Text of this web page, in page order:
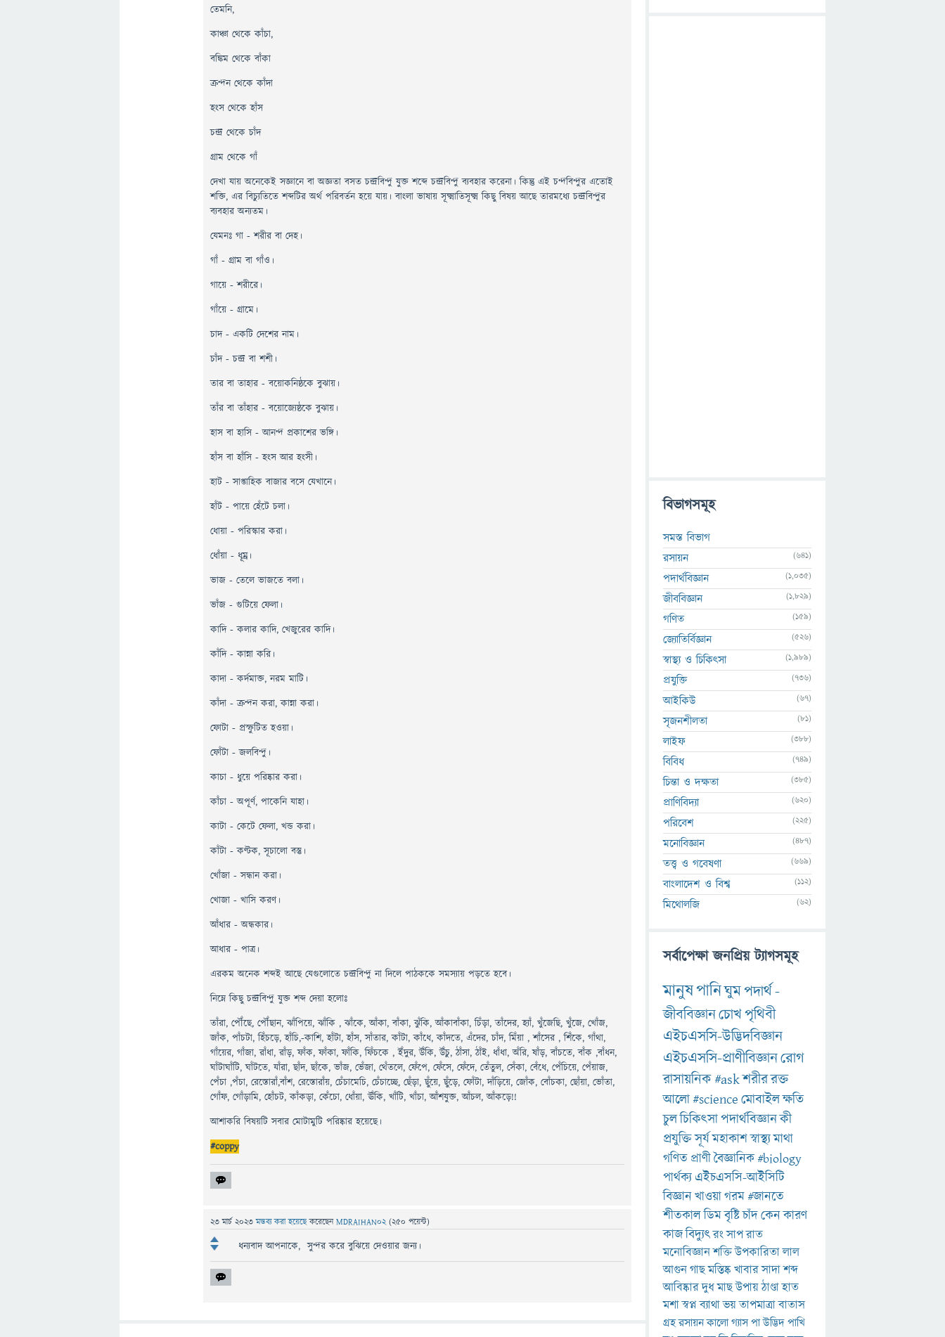
তেমনি,
কাঞ্চা থেকে কাঁচা,
বঙ্কিম থেকে বাঁকা
ক্রন্দন থেকে কাঁদা
হংস থেকে হাঁস
চন্দ্র থেকে চাঁদ
গ্রাম থেকে গাঁ
দেখা যায় অনেকেই সজ্ঞানে বা অজ্ঞতা বসত চন্দ্রবিন্দু যুক্ত শব্দে চন্দ্রবিন্দু ব্যবহার করেনা। কিন্তু এই চন্দবিন্দুর এতোই
শক্তি, এর বিচ্যুতিতে শব্দটির অর্থ পরিবর্তন হয়ে যায়। বাংলা ভাষায় সূক্ষ্মাতিসূক্ষ্ম কিছু বিষয় আছে তারমধ্যে চন্দ্রবিন্দুর
ব্যবহার অন্যতম।
যেমনঃ গা - শরীর বা দেহ।
গাঁ - গ্রাম বা গাঁও।
গায়ে - শরীরে।
গাঁয়ে - গ্রামে।
চাদ - একটি দেশের নাম।
চাঁদ - চন্দ্র বা শশী।
তার বা তাহার - বয়োকনিষ্ঠকে বুঝায়।
তাঁর বা তাঁহার - বয়োজ্যেষ্ঠকে বুঝায়।
হাস বা হাসি - আনন্দ প্রকাশের ভঙ্গি।
হাঁস বা হাঁসি - হংস আর হংসী।
হাট - সাপ্তাহিক বাজার বসে যেখানে।
হাঁট - পায়ে হেঁটে চলা।
ধোয়া - পরিস্কার করা।
ধোঁয়া - ধূম্র।
ভাজ - তেলে ভাজতে বলা।
ভাঁজ - গুটিয়ে ফেলা।
কাদি - কলার কাদি, খেজুরের কাদি।
কাঁদি - কান্না করি।
কাদা - কর্দমাক্ত, নরম মাটি।
কাঁদা - ক্রন্দন করা, কান্না করা।
ফোটা - প্রস্ফুটিত হওয়া।
ফোঁটা - জলবিন্দু।
কাচা - ধুয়ে পরিষ্কার করা।
কাঁচা - অপূর্ণ, পাকেনি যাহা।
কাটা - কেটে ফেলা, খন্ড করা।
কাঁটা - কণ্টক, সূচালো বস্তু।
খোঁজা - সন্ধান করা।
খোজা - খাসি করণ।
আঁধার - অন্ধকার।
আধার - পাত্র।
এরকম অনেক শব্দই আছে যেগুলোতে চন্দ্রবিন্দু না দিলে পাঠককে সমস্যায় পড়তে হবে।
নিম্নে কিছু চন্দ্রবিন্দু যুক্ত শব্দ দেয়া হলোঃ
তাঁরা, পৌঁছে, পৌঁছান, ঝাঁপিয়ে, ঝাঁকি , ঝাঁকে, আঁকা, বাঁকা, ঝুঁকি, আঁকাবাঁকা, চিঁড়া, তাঁদের, হ্যাঁ, খুঁজেছি, খুঁজে, খোঁজ,
জাঁক, পাঁচটা, হিঁচড়ে, হাঁচি,-কাশি, হাঁটা, হাঁস, সাঁতার, কাঁটা, কাঁধে, কাঁদতে, এঁদের, চাঁদ, মিঁয়া , শাঁসের , শিঁকে, গাঁথা,
গাঁয়ের, গাঁজা, রাঁধা, রাঁড়, ফাঁক, ফাঁকা, ফাঁকি, ফিঁচকে , ইঁদুর, উঁকি, উঁচু, ঠাঁসা, ঠাঁই, ধাঁধা, অঁরি, ষাঁড়, বাঁচতে, বাঁক ,বাঁধন,
ঘাঁটাঘাঁটি, ঘাঁটতে, যাঁরা, ছাঁদ, ছাঁকে, ভাঁজ, ভেঁজা, থেঁতলে, ফেঁপে, ফেঁসে, ফেঁদে, তেঁতুল, সেঁকা, বেঁধে, পেঁচিয়ে, পেঁয়াজ,
পেঁচা ,পঁচা, রেস্তোরাঁ,বাঁশ, রেস্তোরাঁয়, চেঁচামেচি, চেঁচাচ্ছে, ছেঁড়া, ছুঁয়ে, ছুঁড়ে, ফোঁটা, দাঁড়িয়ে, জোঁক, বোঁচকা, ছোঁয়া, ভোঁতা,
গোঁফ, গোঁড়ামি, হোঁচট, কাঁকড়া, কেঁচো, ধোঁয়া, ঊঁকি, খাঁটি, খাঁচা, আঁশযুক্ত, আঁচল, আঁকড়ে!!
আশাকরি বিষয়টি সবার মোটামুটি পরিষ্কার হয়েছে।
#coppy
23 মার্চ 2023 মন্তব্য করা হয়েছেকরেছেনMDRAIHAN02 (250 পয়েন্ট)
ধন্যবাদ আপনাকে, সুন্দর করে বুঝিয়ে দেওয়ার জন্য।
বিভাগসমূহ
সমস্ত বিভাগ
রসায়ন
(641)
পদার্থবিজ্ঞান (1,035)
জীববিজ্ঞান (1,829)
গণিত (159)
জ্যোতির্বিজ্ঞান (526)
স্বাস্থ্য ও চিকিৎসা (1,989)
প্রযুক্তি (736)
আইকিউ (67)
সৃজনশীলতা (81)
লাইফ (388)
বিবিধ (749)
চিন্তা ও দক্ষতা (385)
প্রাণিবিদ্যা (620)
পরিবেশ (225)
মনোবিজ্ঞান (487)
তত্ত্ব ও গবেষণা (669)
বাংলাদেশ ও বিশ্ব (112)
মিথোলজি (62)
সর্বাপেক্ষা জনপ্রিয় ট্যাগসমূহ
মানুষপানিঘুমপদার্থ-
জীববিজ্ঞানচোখপৃথিবী
এইচএসসি-উদ্ভিদবিজ্ঞান
এইচএসসি-প্রাণীবিজ্ঞানরোগ
রাসায়নিক#askশরীররক্ত
আলো#scienceমোবাইলক্ষতি
চুলচিকিৎসাপদার্থবিজ্ঞানকী
প্রযুক্তিসূর্যমহাকাশস্বাস্থ্যমাথা
গণিত প্রাণীবৈজ্ঞানিক#biology
পার্থক্য এইচএসসি-আইসিটি
বিজ্ঞানখাওয়াগরম#জানতে
শীতকালডিমবৃষ্টিচাঁদকেনকারণ
কাজবিদ্যুৎরংসাপরাত
মনোবিজ্ঞানশক্তিউপকারিতালাল
আগুনগাছমস্তিষ্কখাবারসাদাশব্দ
আবিষ্কারদুধমাছউপায়ঠাণ্ডাহাত
মশাস্বপ্নব্যাথাভয়তাপমাত্রাবাতাস
গ্রহরসায়নকালোগ্যাসপাউদ্ভিদপাখি